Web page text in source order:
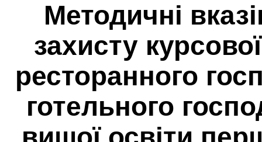
Методичні
захисту
ресторанного
готельного